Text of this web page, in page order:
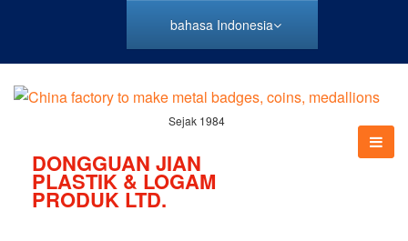
bahasa Indonesia
Sejak 1984
DONGGUAN JIAN
PLASTIK & LOGAM
PRODUK LTD.